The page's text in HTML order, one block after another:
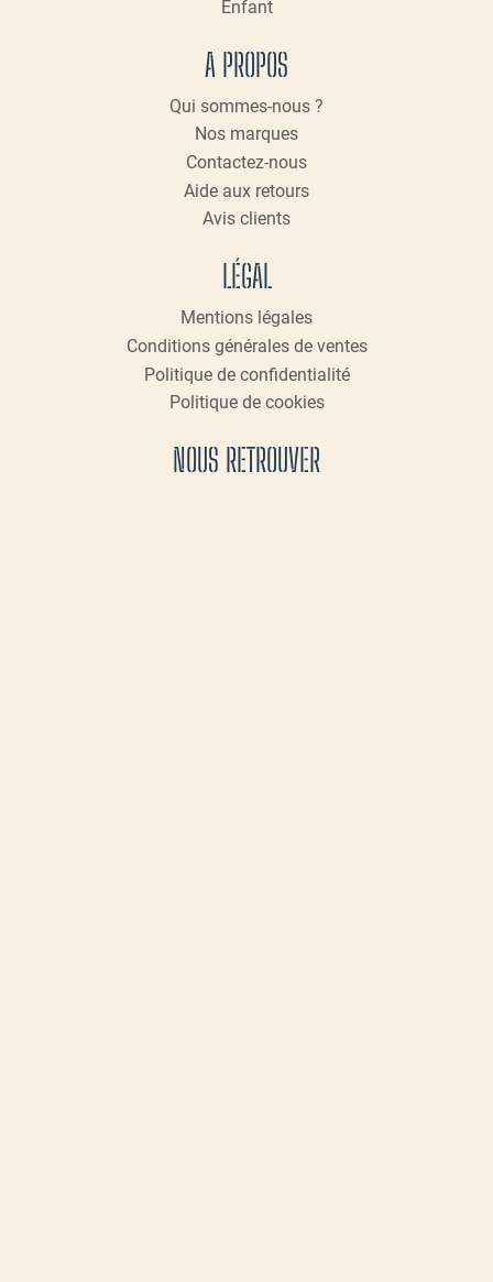
Enfant
A PROPOS
Qui sommes-nous ?
Nos marques
Contactez-nous
Aide aux retours
Avis clients
LÉGAL
Mentions légales
Conditions générales de ventes
Politique de confidentialité
Politique de cookies
NOUS RETROUVER